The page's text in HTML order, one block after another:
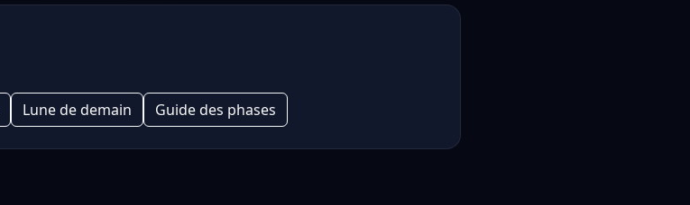
Lune de demain Guide des phases